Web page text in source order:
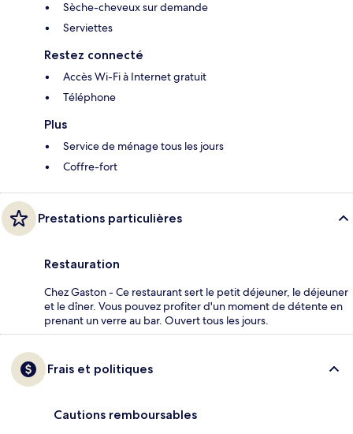
Sèche-cheveux sur demande
Serviettes
Restez connecté
Accès Wi-Fi à Internet gratuit
Téléphone
Plus
Service de ménage tous les jours
Coffre-fort
Prestations particulières
Restauration
Chez Gaston - Ce restaurant sert le petit déjeuner, le déjeuner
et le dîner. Vous pouvez profiter d'un moment de détente en
prenant un verre au bar. Ouvert tous les jours.
Frais et politiques
Cautions remboursables